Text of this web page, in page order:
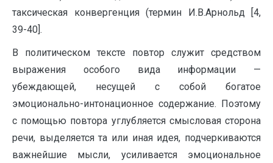
таксическая конвергенция (термин И.В.Арнольд [4,
39-40].
В политическом тексте повтор служит средством
выражения особого вида информации —
убеждающей, несущей с собой богатое
эмоционально-интонационное содержание. Поэтому
с помощью повтора углубляется смысловая сторона
речи, выделяется та или иная идея, подчеркиваются
важнейшие мысли, усиливается эмоциональное